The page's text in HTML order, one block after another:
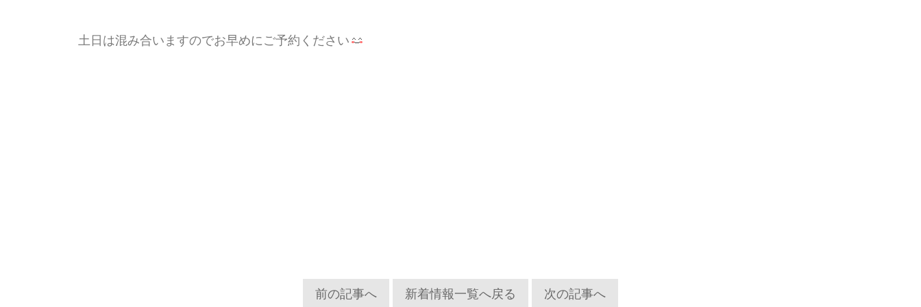
土日は混み合いますのでお早めにご予約ください
前の記事へ 新着情報一覧へ戻る 次の記事へ